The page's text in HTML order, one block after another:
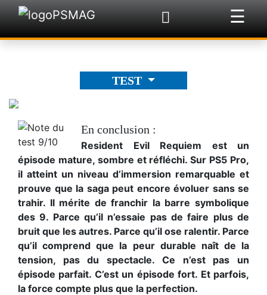
☰
×
TEST
En conclusion :
Resident Evil Requiem est un
épisode mature, sombre et réfléchi. Sur PS5 Pro,
il atteint un niveau d’immersion remarquable et
prouve que la saga peut encore évoluer sans se
trahir. Il mérite de franchir la barre symbolique
des 9. Parce qu’il n’essaie pas de faire plus de
bruit que les autres. Parce qu’il ose ralentir. Parce
qu’il comprend que la peur durable naît de la
tension, pas du spectacle. Ce n’est pas un
épisode parfait. C’est un épisode fort. Et parfois,
la force compte plus que la perfection.